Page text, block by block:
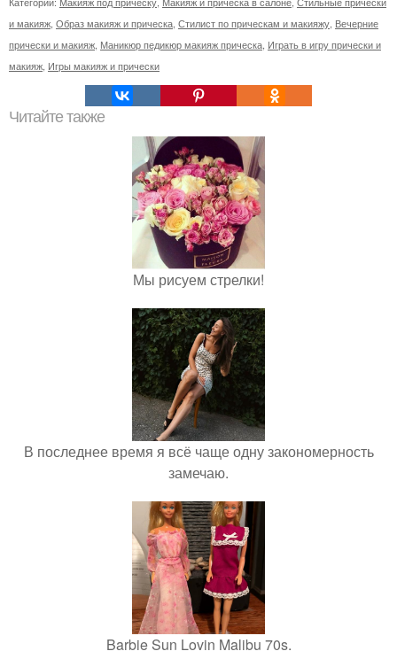
и макияж Образ макияж и прическа Стилист по прическам и макияжу Вечерние
прически и макияж Маникюр педикюр макияж прическа Играть в игру прически и
макияж Игры макияж и прически
Читайте также
Мы рисуем стрелки!
В последнее время я всё чаще одну закономерность
замечаю.
Barbie Sun Lovin Malibu 70s.